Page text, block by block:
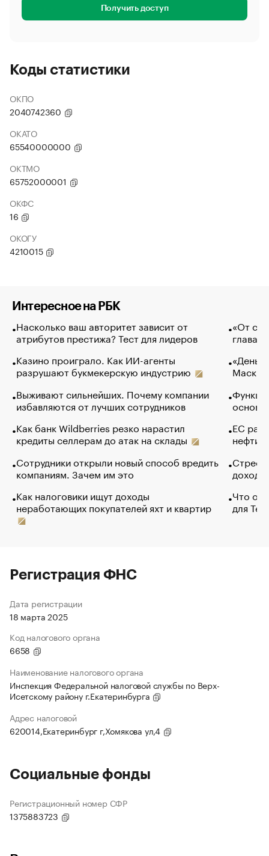
Получить доступ
Коды статистики
ОКПО
2040742360
ОКАТО
65540000000
ОКТМО
65752000001
ОКФС
16
ОКОГУ
4210015
Интересное на РБК
Насколько ваш авторитет зависит от
атрибутов престижа? Тест для лидеров
Казино проиграло. Как ИИ-агенты
разрушают букмекерскую индустрию
Выживают сильнейших. Почему компании
избавляются от лучших сотрудников
Как банк Wildberries резко нарастил
кредиты селлерам до атак на склады
Сотрудники открыли новый способ вредить
компаниям. Зачем им это
Как налоговики ищут доходы
неработающих покупателей яхт и квартир
«От
глава
Маск в
основ
ЕС
нефти
Что
для
Регистрация ФНС
Дата регистрации
18 марта 2025
Код налогового органа
6658
Наименование налогового органа
Инспекция Федеральной налоговой службы по Верх-
Исетскому району г.Екатеринбурга
Адрес налоговой
620014,Екатеринбург г,Хомякова ул,4
Социальные фонды
Регистрационный номер СФР
1375883723